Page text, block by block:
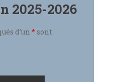
2025-2026
d’un*sont